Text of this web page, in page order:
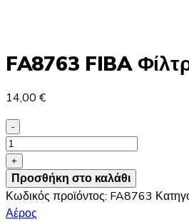
FA8763 FIBA
14,00 €
-
FA8763
FIBA
Φίλτρο
Αέρος
ποσότητα
+
Προσθήκη στο καλάθι
Κωδικός προϊόντος: FA8763
Αέρος